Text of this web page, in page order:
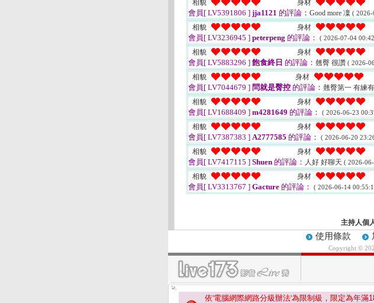
相貌 身材
會員[ LV5391806 ] jja1121 的評論： Good more 凜 ( 2026-
相貌 身材
會員[ LV3236945 ] peterpeng 的評論： ( 2026-07-04
相貌 身材
會員[ LV5883296 ] 飽食終日 的評論： 翹臀 很讚 ( 2026-
相貌 身材
會員[ LV7044679 ] 問就是臀控 的評論： 翹臀第一 有練
相貌 身材
會員[ LV1688409 ] m4281649 的評論： ( 2026-06-23
相貌 身材
會員[ LV7387383 ] A2777585 的評論： ( 2026-06-20
相貌 身材
會員[ LV7417115 ] Shuen 的評論： 人好 好聊天 ( 2026-
相貌 身材
會員[ LV3313767 ] Gacture 的評論： ( 2026-06-14
主持人個
使用條款
Copyright ©
依'電腦網際網路分級辦法'為限制級，限定為年滿